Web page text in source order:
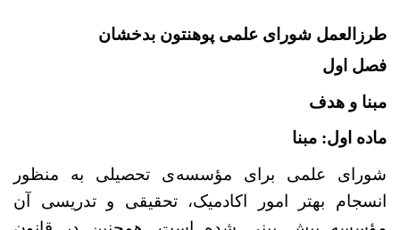
طرزالعمل شورای علمی پوهنتون بدخشان
فصل اول
مبنا و هدف
ماده اول: مبنا
شورای علمی برای مؤسسهی تحصیلی به منظور
انسجام بهتر امور اکادمیک، تحقیقی و تدریسی آن